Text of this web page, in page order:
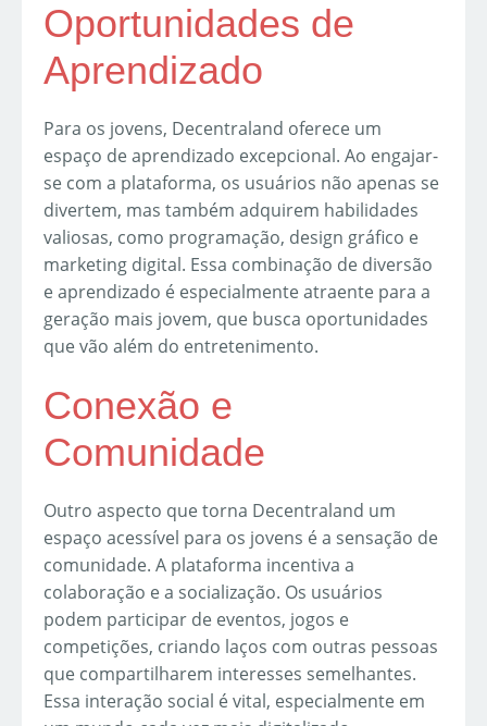
Oportunidades de
Aprendizado
Para os jovens, Decentraland oferece um
espaço de aprendizado excepcional. Ao engajar-
se com a plataforma, os usuários não apenas se
divertem, mas também adquirem habilidades
valiosas, como programação, design gráfico e
marketing digital. Essa combinação de diversão
e aprendizado é especialmente atraente para a
geração mais jovem, que busca oportunidades
que vão além do entretenimento.
Conexão e
Comunidade
Outro aspecto que torna Decentraland um
espaço acessível para os jovens é a sensação de
comunidade. A plataforma incentiva a
colaboração e a socialização. Os usuários
podem participar de eventos, jogos e
competições, criando laços com outras pessoas
que compartilharem interesses semelhantes.
Essa interação social é vital, especialmente em